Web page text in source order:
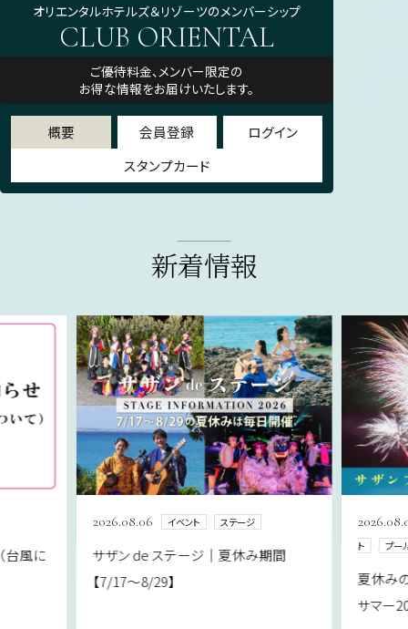
オリエンタルホテルズ＆リゾーツの メンバーシップ
CLUB ORIENTAL
ご優待料金、メンバー限定の
お得な情報をお届けいたします。
概要 会員登録
ログイン
スタンプカード
新着情報
台風に
サザン de ステージ｜夏休み期間
【7/17～8/29】
2026.08.06 イベント ステージ
夏休み
サマー
ト プー